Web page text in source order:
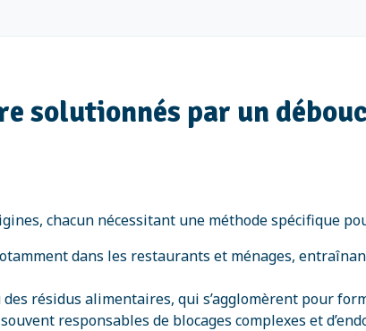
solutionnés par un
chacun nécessitant une méthode spécifique
dans les restaurants et ménages,
résidus alimentaires, qui s’agglomèrent pour
responsables de blocages complexes et